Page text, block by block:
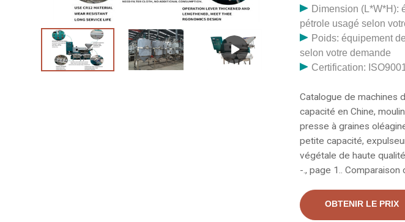
Dimension (L*W*H):
pétrole usagé selon
Poids: équipement
selon votre demande
Certification:
Catalogue de machines
capacité en Chine,
presse à graines
petite capacité,
végétale de haute
-., page 1..
petite presse à huile,
des machines agricoles
OBTENIR LE PRIX